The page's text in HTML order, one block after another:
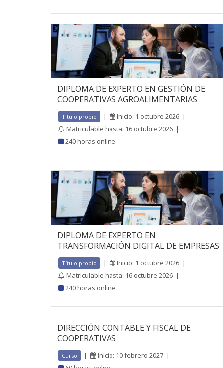
DIPLOMA DE EXPERTO EN GESTIÓN DE
COOPERATIVAS AGROALIMENTARIAS
Título propio | Inicio: 1 octubre 2026 |
Matriculable hasta: 16 octubre 2026 |
240 horas online
DIPLOMA DE EXPERTO EN
TRANSFORMACIÓN DIGITAL DE EMPRESAS
Título propio | Inicio: 1 octubre 2026 |
Matriculable hasta: 16 octubre 2026 |
240 horas online
DIRECCIÓN CONTABLE Y FISCAL DE
COOPERATIVAS
Curso | Inicio: 10 febrero 2027 |